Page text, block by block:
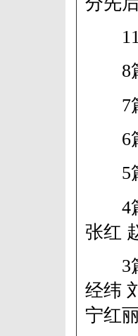
11
8篇
7篇
6篇
5篇
4篇
张红
3篇
经纬
宁红